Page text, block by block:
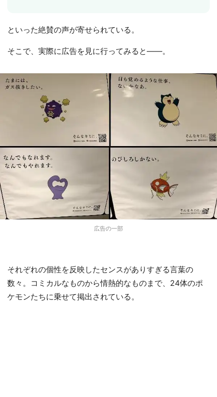
といった絶賛の声が寄せられている。
そこで、実際に広告を見に行ってみると――。
広告の一部
それぞれの個性を反映したセンスがありすぎる言葉の
数々。コミカルなものから情熱的なものまで、24体のポ
ケモンたちに乗せて掲出されている。